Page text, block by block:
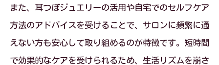
また、耳つぼジュエリーの活用や自宅でのセルフケア
方法のアドバイスを受けることで、サロンに頻繁に通
えない方も安心して取り組めるのが特徴です。短時間
で効果的なケアを受けられるため、生活リズムを崩さ